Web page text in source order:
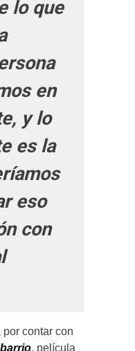
lo que
en
y lo
es la
eso
con
contar con
, película